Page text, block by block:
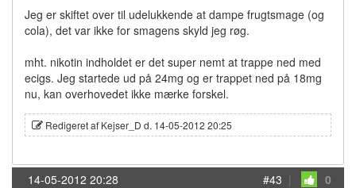
Jeg er skiftet over til udelukkende at dampe frugtsmage (og
cola), det var ikke for smagens skyld jeg røg.
mht. nikotin indholdet er det super nemt at trappe ned med
ecigs. Jeg startede ud på 24mg og er trappet ned på 18mg
nu, kan overhovedet ikke mærke forskel.
Redigeret af Kejser_D d. 14-05-2012 20:25
14-05-2012 20:28 #43 | 0